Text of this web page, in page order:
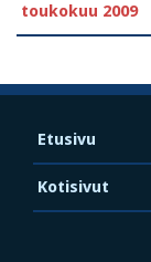
toukokuu 2009
Etusivu
Kotisivut